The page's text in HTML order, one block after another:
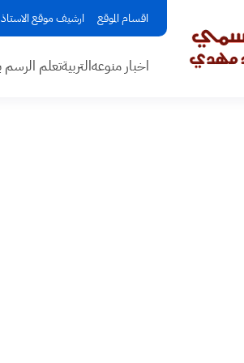
اقسام الموقع ارشيف موقع
اخبار منوعهالتربيةتعلم الرسم